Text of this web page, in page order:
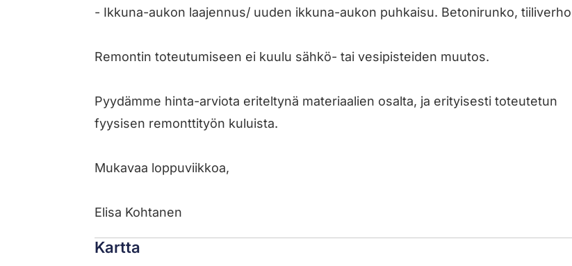
- Ikkuna-aukon laajennus/ uuden ikkuna-aukon puhkaisu. Betonirunko,
Remontin toteutumiseen ei kuulu sähkö- tai vesipisteiden muutos.
Pyydämme hinta-arviota eriteltynä materiaalien osalta, ja erityisesti toteutetun
fyysisen remonttityön kuluista.
Mukavaa loppuviikkoa,
Elisa Kohtanen
Kartta